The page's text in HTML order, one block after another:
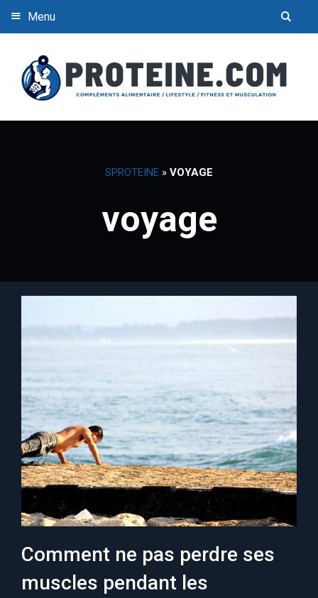
Menu
SPROTEINE » VOYAGE
voyage
Comment ne pas perdre ses
muscles pendant les